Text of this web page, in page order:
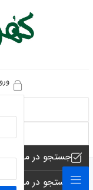
جستجو در
جستجو در